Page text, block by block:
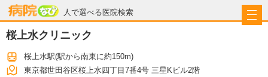
人で選べる医院検索
病院なび
桜上水クリニック
桜上水駅(駅から南東に約150m)
東京都世田谷区桜上水四丁目7番4号 三星Kビル2階